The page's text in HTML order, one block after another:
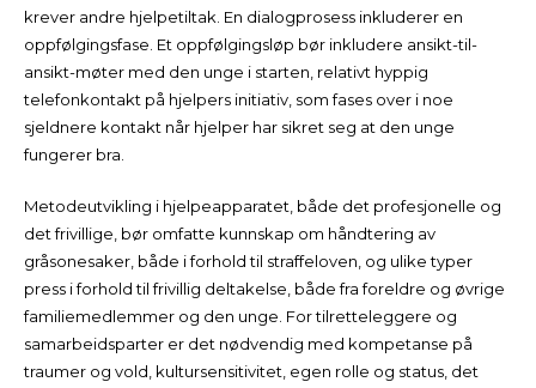
krever andre hjelpetiltak. En dialogprosess inkluderer en
oppfølgingsfase. Et oppfølgingsløp bør inkludere ansikt-til-
ansikt-møter med den unge i starten, relativt hyppig
telefonkontakt på hjelpers initiativ, som fases over i noe
sjeldnere kontakt når hjelper har sikret seg at den unge
fungerer bra.
Metodeutvikling i hjelpeapparatet, både det profesjonelle og
det frivillige, bør omfatte kunnskap om håndtering av
gråsonesaker, både i forhold til straffeloven, og ulike typer
press i forhold til frivillig deltakelse, både fra foreldre og øvrige
familiemedlemmer og den unge. For tilretteleggere og
samarbeidsparter er det nødvendig med kompetanse på
traumer og vold, kultursensitivitet, egen rolle og status, det